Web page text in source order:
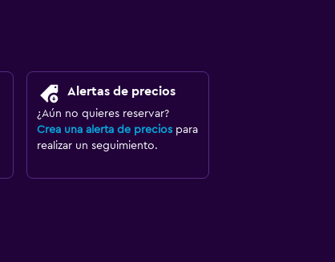
Alertas de precios
¿Aún no quieres reservar?
Crea una alerta de preciospara
realizar un seguimiento.